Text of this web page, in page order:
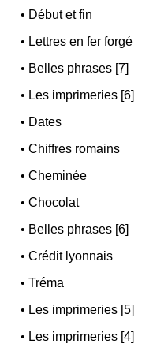
• Début et fin
• Lettres en fer forgé
• Belles phrases [7]
• Les imprimeries [6]
• Dates
•Chiffres romains
•Cheminée
•Chocolat
• Belles phrases [6]
•Crédit lyonnais
•Tréma
• Les imprimeries [5]
• Les imprimeries [4]